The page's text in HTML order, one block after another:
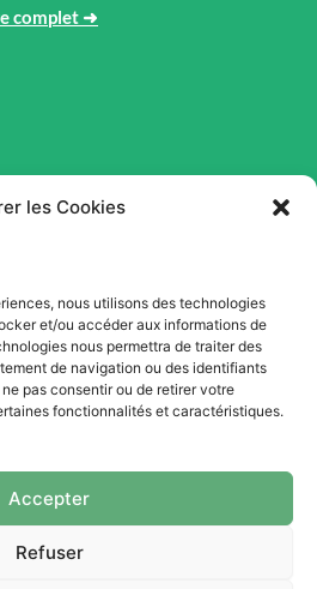
les Cookies
nous utilisons des technologies
et/ou accéder aux informations de
nous permettra de traiter des
de navigation ou des identifiants
pas consentir ou de retirer votre
fonctionnalités et caractéristiques.
Accepter
Refuser
complet ➜